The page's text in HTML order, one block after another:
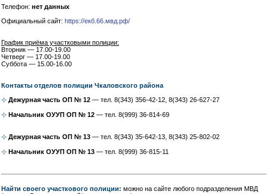
Телефон: нет данных
Официальный сайт: https://екб.66.мвд.рф/
График приёма участковыми полиции:
Вторник — 17.00-19.00
Четверг — 17.00-19.00
Суббота — 15.00-16.00
Контакты отделов полиции Чкаловского района
⊹ Дежурная часть ОП № 12 — тел. 8(343) 356-42-12, 8(343) 26-627-27
⊹ Начальник ОУУП ОП № 12 — тел. 8(999) 36-814-69
⊹ Дежурная часть ОП № 13 — тел. 8(343) 35-642-13, 8(343) 25-802-02
⊹ Начальник ОУУП ОП № 13 — тел. 8(999) 36-815-11
Найти своего участкового полиции: можно на сайте любого подразделения МВД